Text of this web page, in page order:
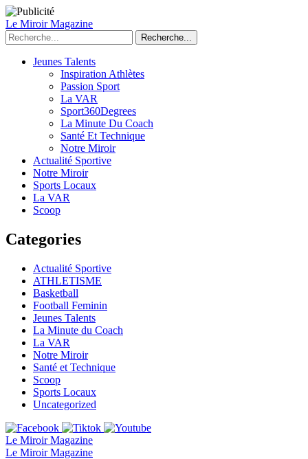
Le Miroir Magazine
Recherche...
Jeunes Talents
Inspiration Athlètes
Passion Sport
La VAR
Sport360Degrees
La Minute Du Coach
Santé Et Technique
Notre Miroir
Actualité Sportive
Notre Miroir
Sports Locaux
La VAR
Scoop
Categories
Actualité Sportive
ATHLETISME
Basketball
Football Feminin
Jeunes Talents
La Minute du Coach
La VAR
Notre Miroir
Santé et Technique
Scoop
Sports Locaux
Uncategorized
Le Miroir Magazine
Le Miroir Magazine